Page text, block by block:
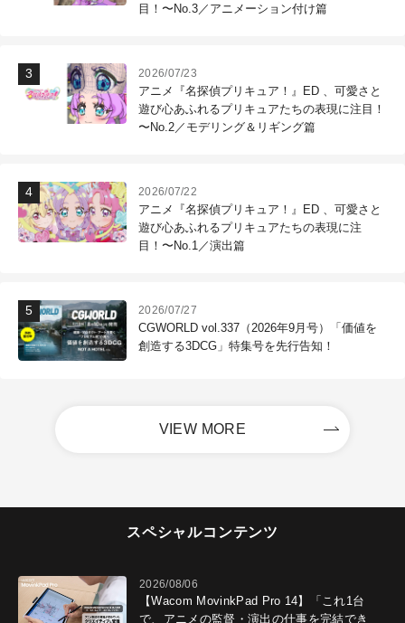
目！〜No.3／アニメーション付け篇
2026/07/23
アニメ『名探偵プリキュア！』ED 、可愛さと
遊び心あふれるプリキュアたちの表現に注目！
〜No.2／モデリング＆リギング篇
2026/07/22
アニメ『名探偵プリキュア！』ED 、可愛さと
遊び心あふれるプリキュアたちの表現に注
目！〜No.1／演出篇
2026/07/27
CGWORLD vol.337（2026年9月号）「価値を
創造する3DCG」特集号を先行告知！
VIEW MORE
スペシャルコンテンツ
2026/08/06
【Wacom MovinkPad Pro 14】「これ1台
で、アニメの監督・演出の仕事を完結でき